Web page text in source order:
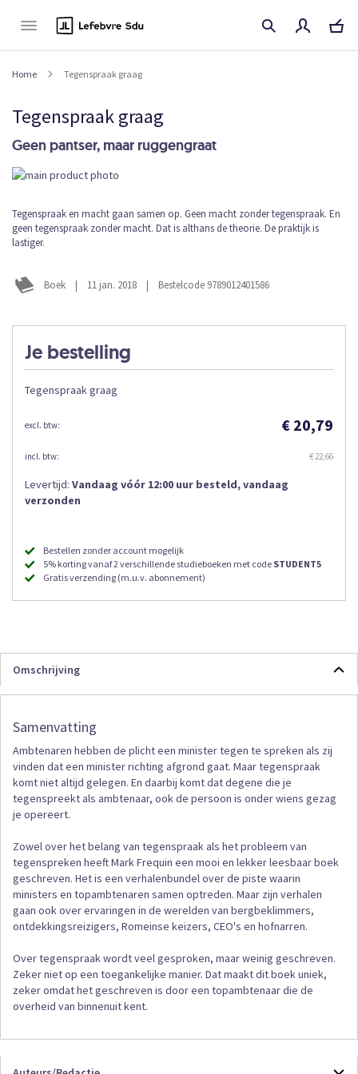
Home Tegenspraak graag
Tegenspraak graag
Geen pantser, maar ruggengraat
Je bestelling
Tegenspraak graag
€ 20,79
€ 22,66
Levertijd: Vandaag vóór 12:00 uur besteld, vandaag
verzonden
Bestellen zonder account mogelijk
5% korting vanaf 2 verschillende studieboeken met code STUDENT5
Gratis verzending (m.u.v. abonnement)
Ga
het
einde
van
gallerijBoek | 11 jan. 2018 | Bestelcode 9789012401586
Ga
naar
het
van
de
gallerij
Tegenspraak en macht gaan samen op. Geen macht zonder tegenspraak. En
geen tegenspraak zonder macht. Dat is althans de theorie. De praktijk is
lastiger.
Omschrijving
Samenvatting
Ambtenaren hebben de plicht een minister tegen te spreken als zij
vinden dat een minister richting afgrond gaat. Maar tegenspraak
komt niet altijd gelegen. En daarbij komt dat degene die je
tegenspreekt als ambtenaar, ook de persoon is onder wiens gezag
je opereert.
Zowel over het belang van tegenspraak als het probleem van
tegenspreken heeft Mark Frequin een mooi en lekker leesbaar boek
geschreven. Het is een verhalenbundel over de piste waarin
ministers en topambtenaren samen optreden. Maar zijn verhalen
gaan ook over ervaringen in de werelden van bergbeklimmers,
ontdekkingsreizigers, Romeinse keizers, CEO's en hofnarren.
Over tegenspraak wordt veel gesproken, maar weinig geschreven.
Zeker niet op een toegankelijke manier. Dat maakt dit boek uniek,
zeker omdat het geschreven is door een topambtenaar die de
overheid van binnenuit kent.